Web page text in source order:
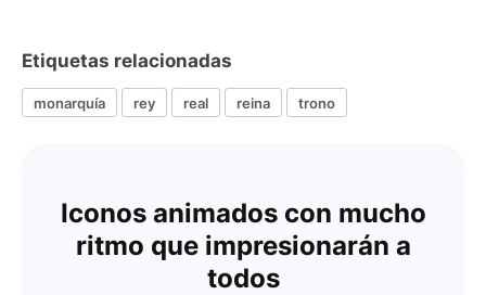
Etiquetas relacionadas
monarquía rey real reina trono
Iconos animados con mucho
ritmo que impresionarán a
todos